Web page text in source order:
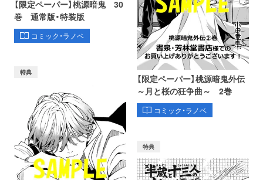
【限定ペーパー】桃源暗鬼 30
巻 通常版・特装版
コミック・ラノベ
【限定ペーパー】桃源暗鬼外伝
～月と桜の狂争曲～ 2巻
コミック・ラノベ
特典
特典